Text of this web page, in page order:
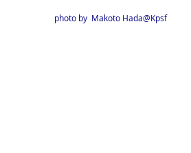
​photo by Makoto Hada@Kpsf